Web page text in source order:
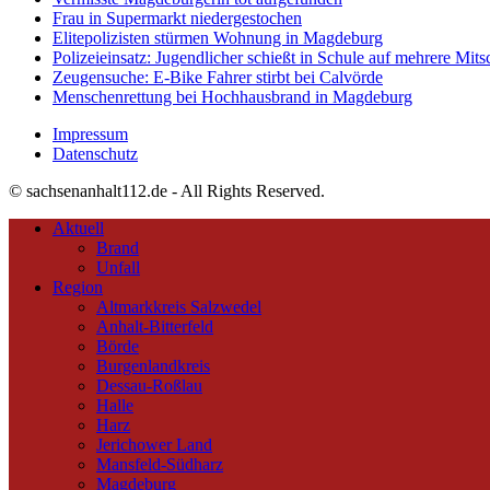
Frau in Supermarkt niedergestochen
Elitepolizisten stürmen Wohnung in Magdeburg
Polizeieinsatz: Jugendlicher schießt in Schule auf mehrere
Zeugensuche: E-Bike Fahrer stirbt bei Calvörde
Menschenrettung bei Hochhausbrand in Magdeburg
Impressum
Datenschutz
© sachsenanhalt112.de - All Rights Reserved.
Aktuell
Brand
Unfall
Region
Altmarkkreis Salzwedel
Anhalt-Bitterfeld
Börde
Burgenlandkreis
Dessau-Roßlau
Halle
Harz
Jerichower Land
Mansfeld-Südharz
Magdeburg